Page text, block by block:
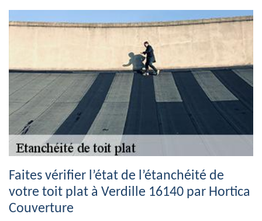
Faites vérifier l’état de l’étanchéité de
votre toit plat à Verdille 16140 par Hortica
Couverture